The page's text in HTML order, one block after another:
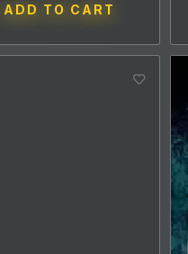
ADD TO CART